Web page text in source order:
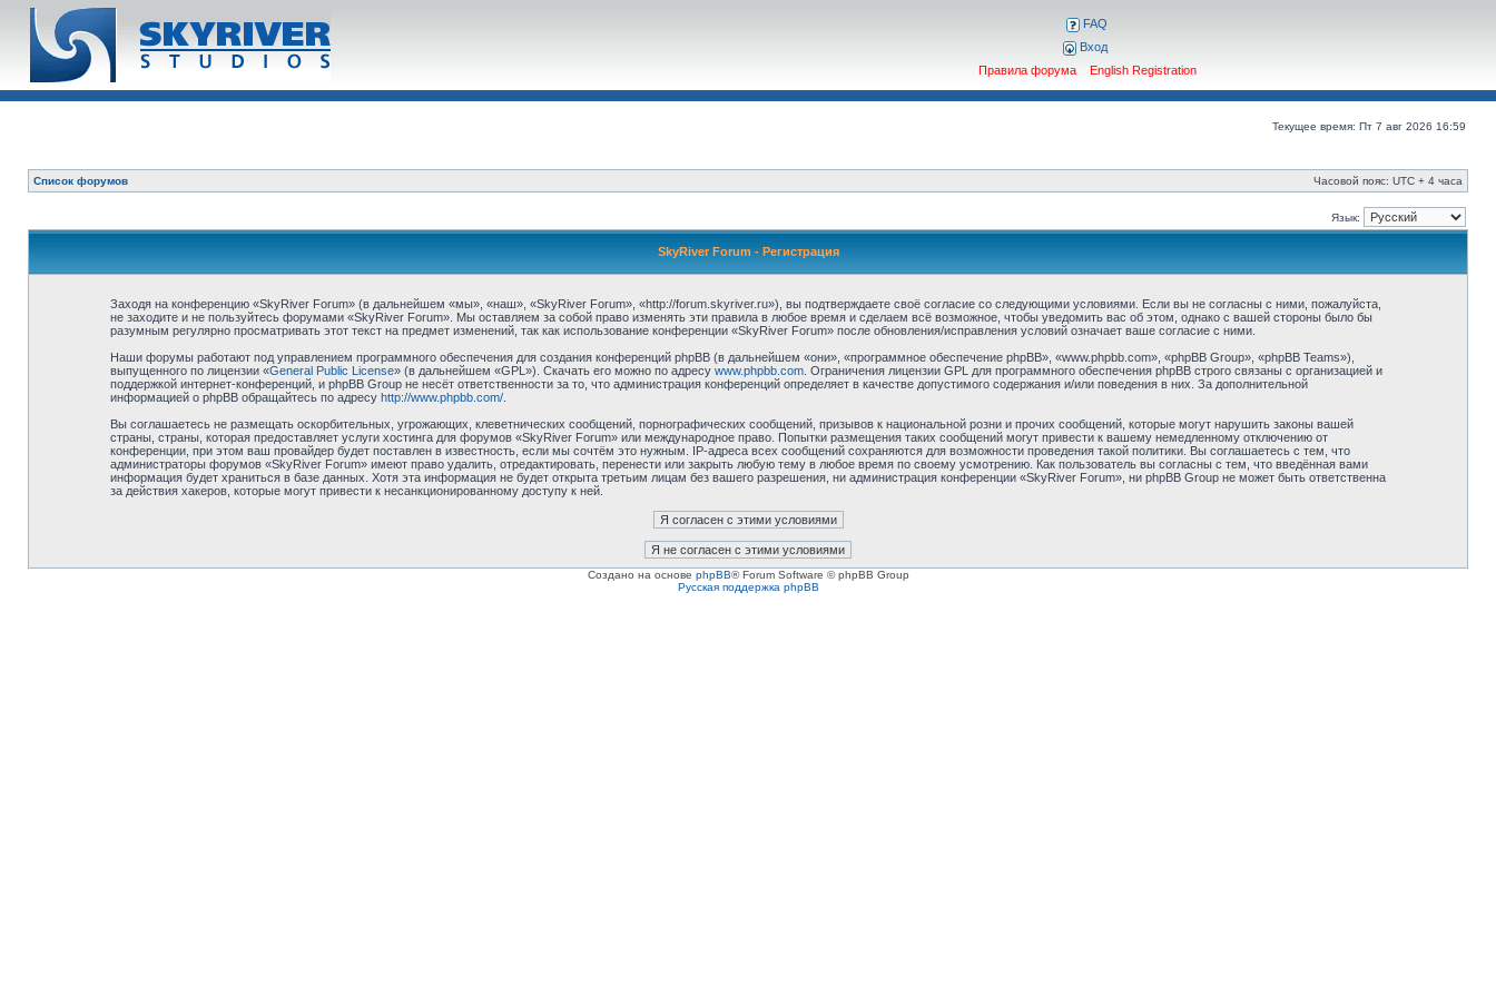
FAQ
Вход
Правила форума
English Registration
Текущее время: Пт 7 авг 2026 16:59
Список форумов Часовой пояс: UTC + 4 часа
Язык:
SkyRiver Forum - Регистрация
Заходя на конференцию «SkyRiver Forum» (в дальнейшем «мы», «наш», «SkyRiver Forum», «http://forum.skyriver.ru»), вы подтверждаете своё согласие со следующими условиями. Если вы не согласны с ними, пожалуйста,
не заходите и не пользуйтесь форумами «SkyRiver Forum». Мы оставляем за собой право изменять эти правила в любое время и сделаем всё возможное, чтобы уведомить вас об этом, однако с вашей стороны было бы
разумным регулярно просматривать этот текст на предмет изменений, так как использование конференции «SkyRiver Forum» после обновления/исправления условий означает ваше согласие с ними.
Наши форумы работают под управлением программного обеспечения для создания конференций phpBB (в дальнейшем «они», «программное обеспечение phpBB», «www.phpbb.com», «phpBB Group», «phpBB Teams»),
выпущенного по лицензии «General Public License» (в дальнейшем «GPL»). Скачать его можно по адресу www.phpbb.com. Ограничения лицензии GPL для программного обеспечения phpBB строго связаны с организацией и
поддержкой интернет-конференций, и phpBB Group не несёт ответственности за то, что администрация конференций определяет в качестве допустимого содержания и/или поведения в них. За дополнительной
информацией о phpBB обращайтесь по адресу http://www.phpbb.com/.
Вы соглашаетесь не размещать оскорбительных, угрожающих, клеветнических сообщений, порнографических сообщений, призывов к национальной розни и прочих сообщений, которые могут нарушить законы вашей
страны, страны, которая предоставляет услуги хостинга для форумов «SkyRiver Forum» или международное право. Попытки размещения таких сообщений могут привести к вашему немедленному отключению от
конференции, при этом ваш провайдер будет поставлен в известность, если мы сочтём это нужным. IP-адреса всех сообщений сохраняются для возможности проведения такой политики. Вы соглашаетесь с тем, что
администраторы форумов «SkyRiver Forum» имеют право удалить, отредактировать, перенести или закрыть любую тему в любое время по своему усмотрению. Как пользователь вы согласны с тем, что введённая вами
информация будет храниться в базе данных. Хотя эта информация не будет открыта третьим лицам без вашего разрешения, ни администрация конференции «SkyRiver Forum», ни phpBB Group не может быть ответственна
за действия хакеров, которые могут привести к несанкционированному доступу к ней.
Создано на основе phpBB® Forum Software © phpBB Group
Русская поддержка phpBB